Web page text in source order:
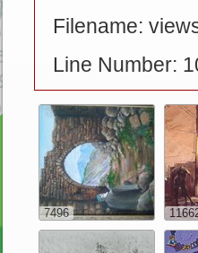
Filename:
Line Number:
7496